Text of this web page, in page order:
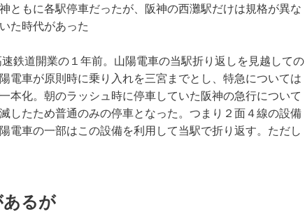
ともに各駅停車だったが、阪神の西灘駅だけは規格が異な
た時代があった
鉄道開業の１年前。山陽電車の当駅折り返しを見越しての
電車が原則時に乗り入れを三宮までとし、特急については
本化。朝のラッシュ時に停車していた阪神の急行について
したため普通のみの停車となった。つまり２面４線の設備
電車の一部はこの設備を利用して当駅で折り返す。ただし
あるが